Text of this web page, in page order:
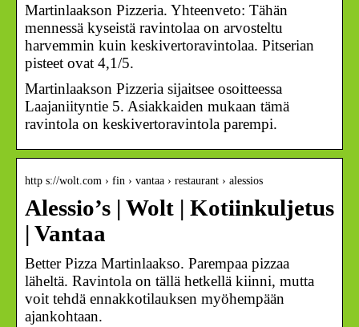
Martinlaakson Pizzeria. Yhteenveto: Tähän
mennessä kyseistä ravintolaa on arvosteltu
harvemmin kuin keskivertoravintolaa. Pitserian
pisteet ovat 4,1/5.
Martinlaakson Pizzeria sijaitsee osoitteessa
Laajaniityntie 5. Asiakkaiden mukaan tämä
ravintola on keskivertoravintola parempi.
http s://wolt.com › fin › vantaa › restaurant › alessios
Alessio’s | Wolt | Kotiinkuljetus
| Vantaa
Better Pizza Martinlaakso. Parempaa pizzaa
läheltä. Ravintola on tällä hetkellä kiinni, mutta
voit tehdä ennakkotilauksen myöhempään
ajankohtaan.